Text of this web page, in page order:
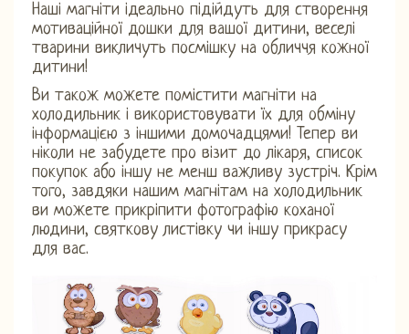
Наші магніти ідеально підійдуть для створення
мотиваційної дошки для вашої дитини, веселі
тварини викличуть посмішку на обличчя кожної
дитини!
Ви також можете помістити магніти на
холодильник і використовувати їх для обміну
інформацією з іншими домочадцями! Тепер ви
ніколи не забудете про візит до лікаря, список
покупок або іншу не менш важливу зустріч. Крім
того, завдяки нашим магнітам на холодильник
ви можете прикріпити фотографію коханої
людини, святкову листівку чи іншу прикрасу
для вас.